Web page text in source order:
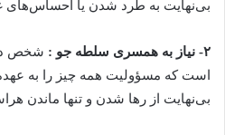
بی‌نهایت به طرد شدن یا احساس‌های
۲- نیاز به همسری سلطه جو :
شخص در
است که مسؤولیت همه چیز را به
بی‌نهایت از رها شدن و تنها ماندن